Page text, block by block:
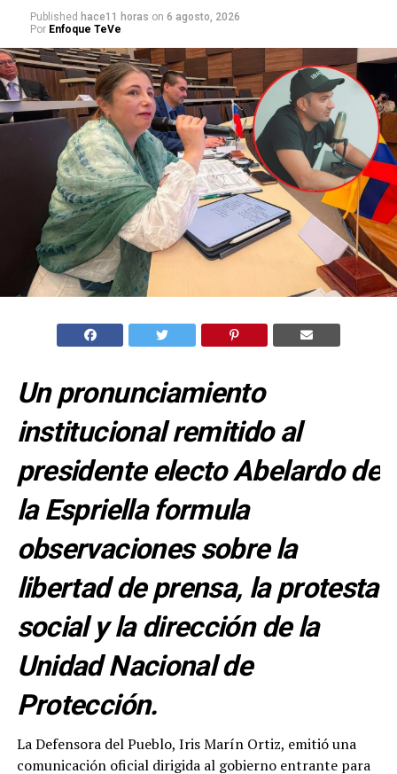
Published hace11 horas on 6 agosto, 2026
Por Enfoque TeVe
Un pronunciamiento
institucional remitido al
presidente electo Abelardo de
la Espriella formula
observaciones sobre la
libertad de prensa, la protesta
social y la dirección de la
Unidad Nacional de
Protección.
La Defensora del Pueblo, Iris Marín Ortiz, emitió una
comunicación oficial dirigida al gobierno entrante para